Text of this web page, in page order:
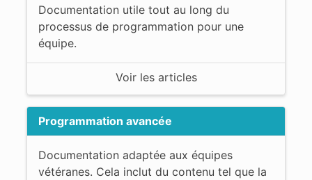
Documentation utile tout au long du
processus de programmation pour une
équipe.
Voir les articles
Programmation avancée
Documentation adaptée aux équipes
vétéranes. Cela inclut du contenu tel que la